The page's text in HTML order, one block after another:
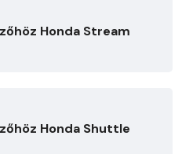
Honda Stream
Honda Shuttle